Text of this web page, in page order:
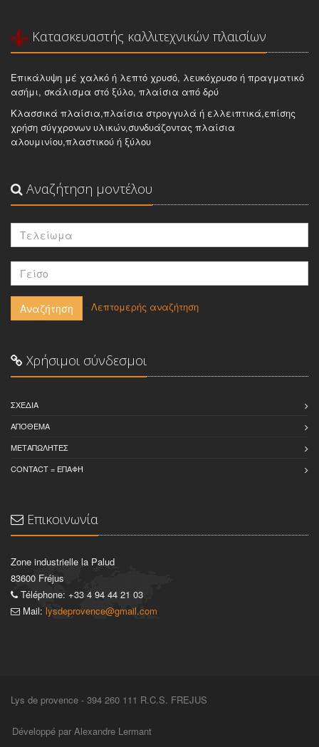
Κατασκευαστής καλλιτεχνικών πλαισίων
Επικάλυψη μέ χαλκό ή λεπτό χρυσό, λευκόχρυσο ή πραγματικό
ασήμι, σκάλισμα στό ξύλο, πλαίσια από δρύ
Κλασσικά πλαίσια,πλαίσια στρογγυλά ή ελλειπτικά,επίσης
χρήση σύγχρονων υλικών,συνδυάζοντας πλαίσια
αλουμινίου,πλαστικού ή ξύλου
Αναζήτηση μοντέλου
Αναζήτηση Λεπτομερής αναζήτηση
Χρήσιμοι σύνδεσμοι
ΣΧΈΔΙΑ
ΑΠΌΘΕΜΑ
ΜΕΤΑΠΩΛΉΤΈΣ
CONTACT = ΕΠΑΦΉ
Επικοινωνία
Zone industrielle la Palud
83600 Fréjus
Téléphone: +33 4 94 44 21 03
Mail: lysdeprovence@gmail.com
Lys de provence - 394 260 111 R.C.S. FREJUS
Développé par Alexandre Lermant